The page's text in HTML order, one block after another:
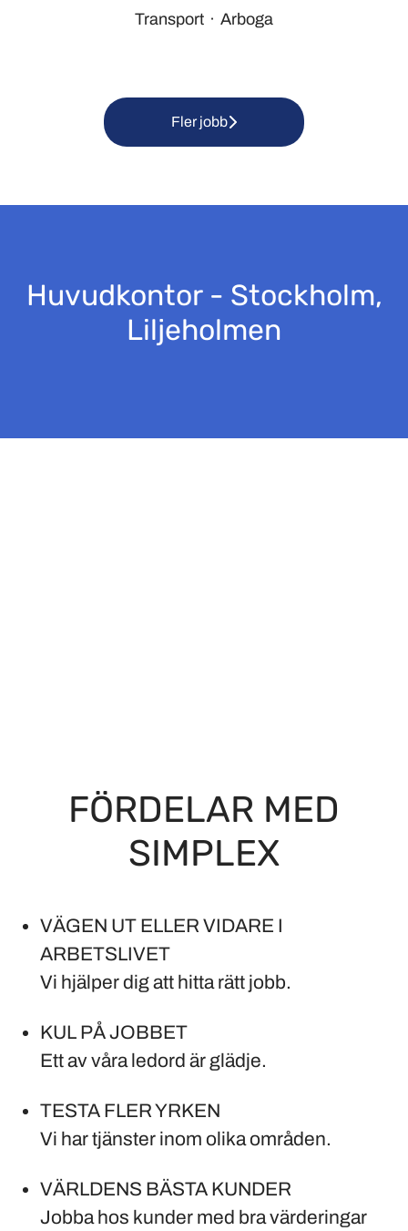
Transport · Arboga
Fler jobb
Huvudkontor - Stockholm,
Liljeholmen
FÖRDELAR MED
SIMPLEX
VÄGEN UT ELLER VIDARE I
ARBETSLIVET
Vi hjälper dig att hitta rätt jobb.
KUL PÅ JOBBET
Ett av våra ledord är glädje.
TESTA FLER YRKEN
Vi har tjänster inom olika områden.
VÄRLDENS BÄSTA KUNDER
Jobba hos kunder med bra värderingar